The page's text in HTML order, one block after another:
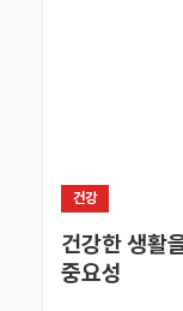
건강
건강한 생활
중요성